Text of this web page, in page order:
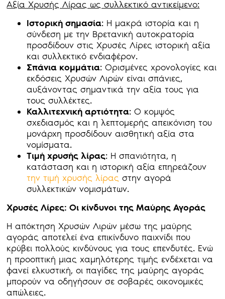
Αξία Χρυσής Λίρας ως συλλεκτικό αντικείμενο:
Ιστορική σημασία: Η μακρά ιστορία και η
σύνδεση με την Βρετανική αυτοκρατορία
προσδίδουν στις Χρυσές Λίρες ιστορική αξία
και συλλεκτικό ενδιαφέρον.
Σπάνια κομμάτια: Ορισμένες χρονολογίες και
εκδόσεις Χρυσών Λιρών είναι σπάνιες,
αυξάνοντας σημαντικά την αξία τους για
τους συλλέκτες.
Καλλιτεχνική αρτιότητα: Ο κομψός
σχεδιασμός και η λεπτομερής απεικόνιση του
μονάρχη προσδίδουν αισθητική αξία στα
νομίσματα.
Τιμή χρυσής λίρας: Η σπανιότητα, η
κατάσταση και η ιστορική αξία επηρεάζουν
την τιμή χρυσής λίρας στην αγορά
συλλεκτικών νομισμάτων.
Χρυσές Λίρες: Οι κίνδυνοι της Μαύρης Αγοράς
Η απόκτηση Χρυσών Λιρών μέσω της μαύρης
αγοράς αποτελεί ένα επικίνδυνο παιχνίδι που
κρύβει πολλούς κινδύνους για τους επενδυτές. Ενώ
η προοπτική μιας χαμηλότερης τιμής ενδέχεται να
φανεί ελκυστική, οι παγίδες της μαύρης αγοράς
μπορούν να οδηγήσουν σε σοβαρές οικονομικές
απώλειες.